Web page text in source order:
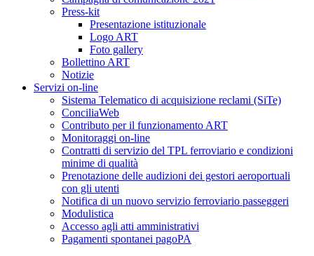
Press-kit
Presentazione istituzionale
Logo ART
Foto gallery
Bollettino ART
Notizie
Servizi on-line
Sistema Telematico di acquisizione reclami (SiTe)
ConciliaWeb
Contributo per il funzionamento ART
Monitoraggi on-line
Contratti di servizio del TPL ferroviario e condizioni
minime di qualità
Prenotazione delle audizioni dei gestori aeroportuali
con gli utenti
Notifica di un nuovo servizio ferroviario passeggeri
Modulistica
Accesso agli atti amministrativi
Pagamenti spontanei pagoPA